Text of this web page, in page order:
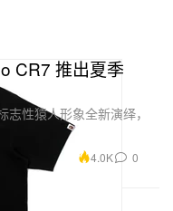
CR7 推出夏季
性猿人形象全新演绎，
4.0K 0